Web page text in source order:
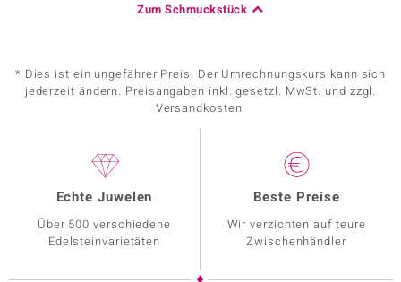
Zum Schmuckstück
* Dies ist ein ungefährer Preis. Der Umrechnungskurs kann sich
jederzeit ändern. Preisangaben inkl. gesetzl. MwSt. und zzgl.
Versandkosten.
Echte Juwelen
Über 500 verschiedene
Edelsteinvarietäten
Beste Preise
Wir verzichten auf teure
Zwischenhändler